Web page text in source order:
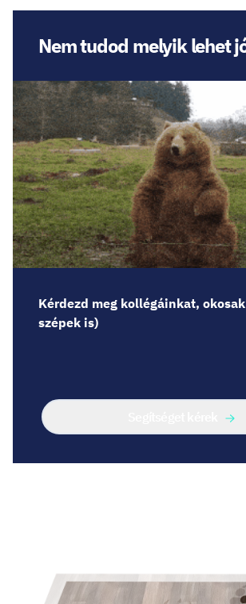
Nem tudod melyik lehet
Kérdezd meg kollégáinkat,
szépek is)